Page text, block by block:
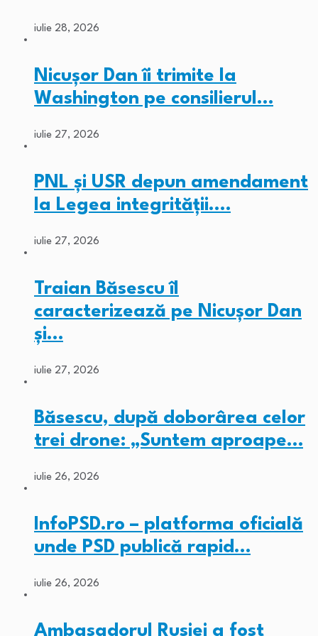
iulie 28, 2026
Nicușor Dan îi trimite la
Washington pe consilierul…
iulie 27, 2026
PNL și USR depun amendament
la Legea integrității.…
iulie 27, 2026
Traian Băsescu îl
caracterizează pe Nicușor Dan
și…
iulie 27, 2026
Băsescu, după doborârea celor
trei drone: „Suntem aproape…
iulie 26, 2026
InfoPSD.ro – platforma oficială
unde PSD publică rapid…
iulie 26, 2026
Ambasadorul Rusiei a fost